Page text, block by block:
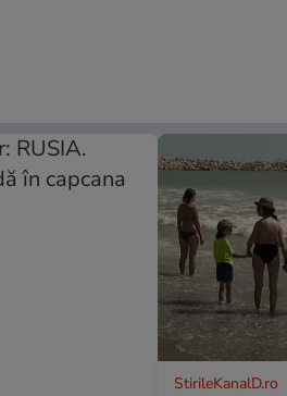
StirileKanalD.ro